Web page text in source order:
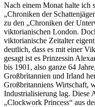
Nach einem Monat halte ich
„Chroniken der
zu den „Chroniken der
viktorianischen London.
viktorianische Zeitalter
deutlich, dass es mit einer
gesagt ist es Prinzessin
bis 1901, also ganze 64
Großbritannien und Irland
Großbritanniens Wirtschaft,
Industrialisierung lag. Diese
„Clockwork Princess“ aus